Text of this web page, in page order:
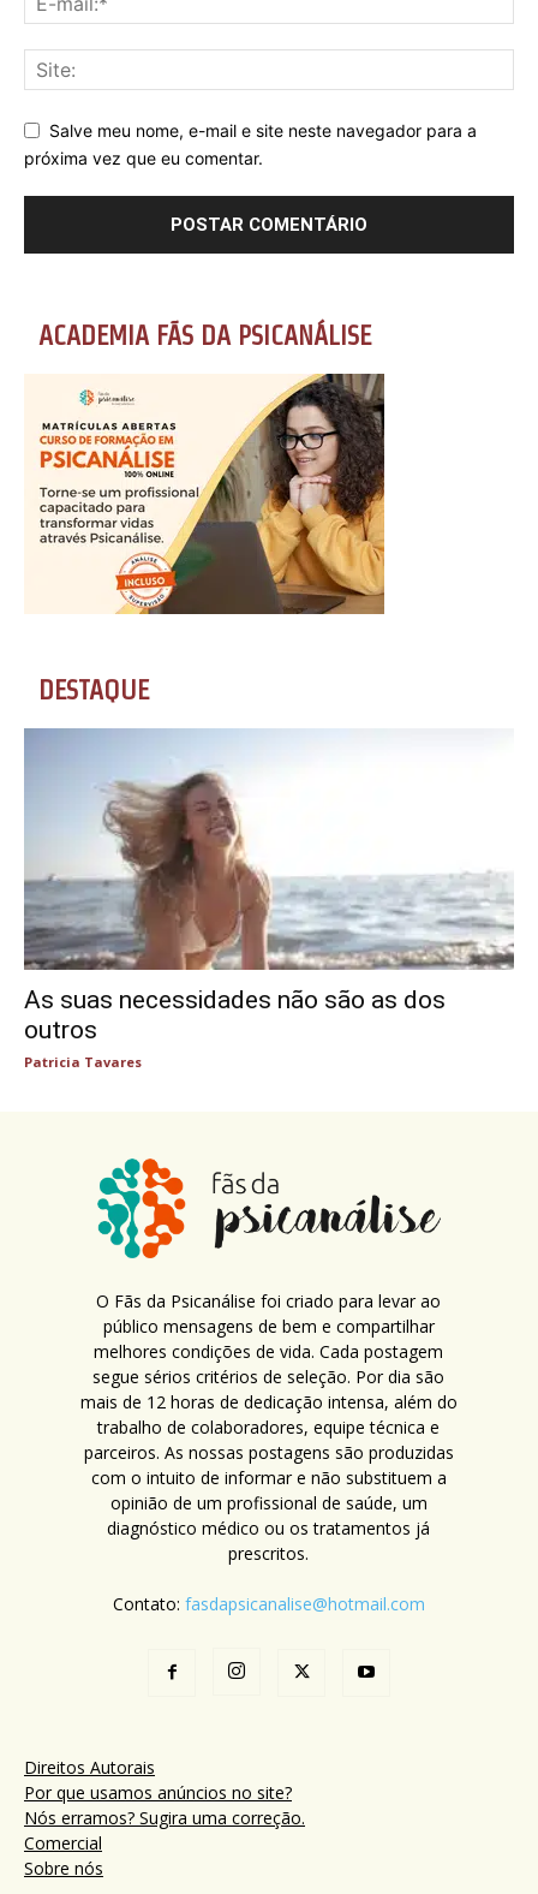
Salve meu nome, e-mail e site neste navegador para a
próxima vez que eu comentar.
ACADEMIA FÃS DA PSICANÁLISE
DESTAQUE
As suas necessidades não são as dos
outros
Patricia Tavares
O Fãs da Psicanálise foi criado para levar ao
público mensagens de bem e compartilhar
melhores condições de vida. Cada postagem
segue sérios critérios de seleção. Por dia são
mais de 12 horas de dedicação intensa, além do
trabalho de colaboradores, equipe técnica e
parceiros. As nossas postagens são produzidas
com o intuito de informar e não substituem a
opinião de um profissional de saúde, um
diagnóstico médico ou os tratamentos já
prescritos.
Contato: fasdapsicanalise@hotmail.com
Direitos Autorais
Por que usamos anúncios no site?
Nós erramos? Sugira uma correção.
Comercial
Sobre nós